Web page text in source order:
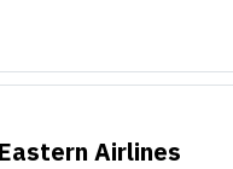
Airlines